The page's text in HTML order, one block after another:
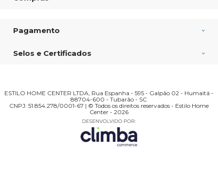
Pagamento
Selos e Certificados
ESTILO HOME CENTER LTDA, Rua Espanha - 595 - Galpão 02 - Humaitá -
88704-600 - Tubarão - SC
CNPJ: 51.854.278/0001-67 | © Todos os direitos reservados - Estilo Home
Center - 2026